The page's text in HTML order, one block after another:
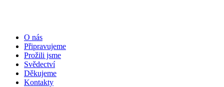
O nás
Připravujeme
Prožili jsme
Svědectví
Děkujeme
Kontakty